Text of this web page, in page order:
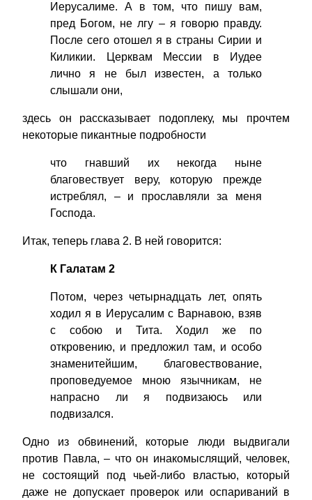
Иерусалиме. А в том, что пишу вам,
пред Богом, не лгу – я говорю правду.
После сего отошел я в страны Сирии и
Киликии. Церквам Мессии в Иудее
лично я не был известен, а только
слышали они,
здесь он рассказывает подоплеку, мы прочтем
некоторые пикантные подробности
что гнавший их некогда ныне
благовествует веру, которую прежде
истреблял, – и прославляли за меня
Господа.
Итак, теперь глава 2. В ней говорится:
К Галатам 2
Потом, через четырнадцать лет, опять
ходил я в Иерусалим с Варнавою, взяв
с собою и Тита. Ходил же по
откровению, и предложил там, и особо
знаменитейшим, благовествование,
проповедуемое мною язычникам, не
напрасно ли я подвизаюсь или
подвизался.
Одно из обвинений, которые люди выдвигали
против Павла, – что он инакомыслящий, человек,
не состоящий под чьей-либо властью, который
даже не допускает проверок или оспариваний в